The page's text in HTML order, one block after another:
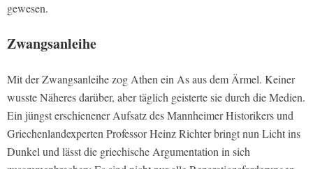
gewesen.
Zwangsanleihe
Mit der Zwangsanleihe zog Athen ein As aus dem Ärmel. Keiner
wusste Näheres darüber, aber täglich geisterte sie durch die Medien.
Ein jüngst erschienener Aufsatz des Mannheimer Historikers und
Griechenlandexperten Professor Heinz Richter bringt nun Licht ins
Dunkel und lässt die griechische Argumentation in sich